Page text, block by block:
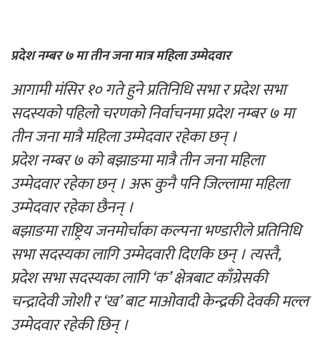
प्रदेश नम्बर ७ मा तीन जना मात्र महिला उम्मेदवार
आगामी मंसिर १० गते हुने प्रतिनिधि सभा र प्रदेश सभा
सदस्यको पहिलो चरणको निर्वाचनमा प्रदेश नम्बर ७ मा
तीन जना मात्रै महिला उम्मेदवार रहेका छन् ।
प्रदेश नम्बर ७ को बझाङमा मात्रै तीन जना महिला
उम्मेदवार रहेका छन् । अरू कुनै पनि जिल्लामा महिला
उम्मेदवार रहेका छैनन् ।
बझाङमा राष्ट्रिय जनमोर्चाका कल्पना भण्डारीले प्रतिनिधि
सभा सदस्यका लागि उम्मेदवारी दिएकि छन् । त्यस्तै,
प्रदेश सभा सदस्यका लागि ‘क’ क्षेत्रबाट काँग्रेसकी
चन्द्रादेवी जोशी र ‘ख’ बाट माओवादी केन्द्रकी देवकी मल्ल
उम्मेदवार रहेकी छिन् ।